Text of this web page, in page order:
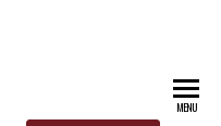
du CD
Basket-
MENU